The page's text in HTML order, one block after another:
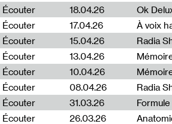
Écouter
18.04.26 Ok
Écouter
17.04.26 À voix
Écouter
15.04.26
Écouter
13.04.26
Écouter
10.04.26
Écouter
08.04.26 Radia
Écouter
31.03.26
Écouter
26.03.26